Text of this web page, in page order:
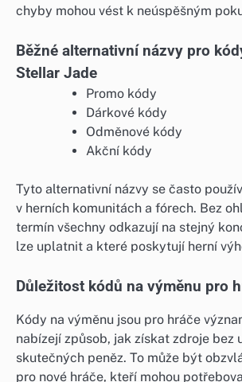
chyby mohou vést k neúspěšným
Běžné alternativní názvy pro
Stellar Jade
Promo kódy
Dárkové kódy
Odměnové kódy
Akční kódy
Tyto alternativní názvy se často
v herních komunitách a fórech. Bez
termín všechny odkazují na stejný
lze uplatnit a které poskytují herní
Důležitost kódů na výměnu pro
Kódy na výměnu jsou pro hráče
nabízejí způsob, jak získat zdroje bez
skutečných peněz. To může být
pro nové hráče, kteří mohou